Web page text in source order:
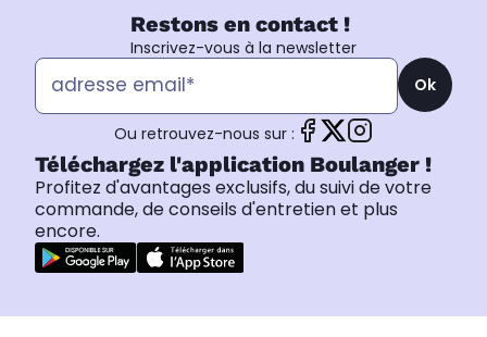
Restons en contact !
Inscrivez-vous à la newsletter
Ok
Ou retrouvez-nous sur :
Téléchargez l'application Boulanger !
Profitez d'avantages exclusifs, du suivi de votre
commande, de conseils d'entretien et plus
encore.